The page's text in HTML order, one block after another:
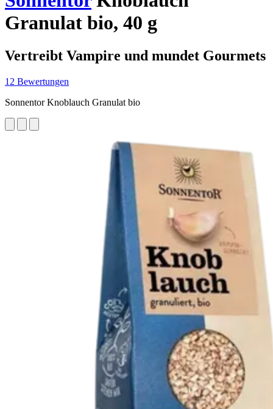
Granulat bio, 40 g
Vertreibt Vampire und mundet Gourmets
12 Bewertungen
Sonnentor Knoblauch Granulat bio